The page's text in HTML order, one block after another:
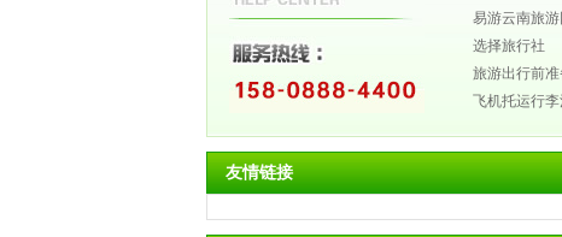
易游云南旅
选择旅行社
旅游出行前准
飞机托运行
友情链接